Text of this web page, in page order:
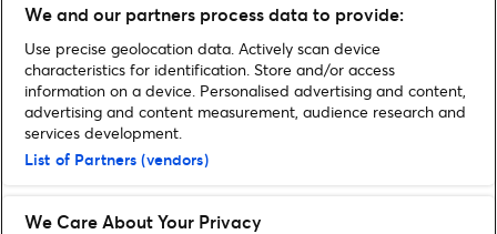
THE PUSSYCAT DOLLS MED
SPECIAL GUEST LIL’ KIM TIL
OSLO!
Gavin DeGraw returnerer til
We and our partners process data to provide:
Use precise geolocation data. Actively scan device
characteristics for identification. Store and/or access
information on a device. Personalised advertising and content,
advertising and content measurement, audience research and
services development.
List of Partners (vendors)
We Care About Your Privacy